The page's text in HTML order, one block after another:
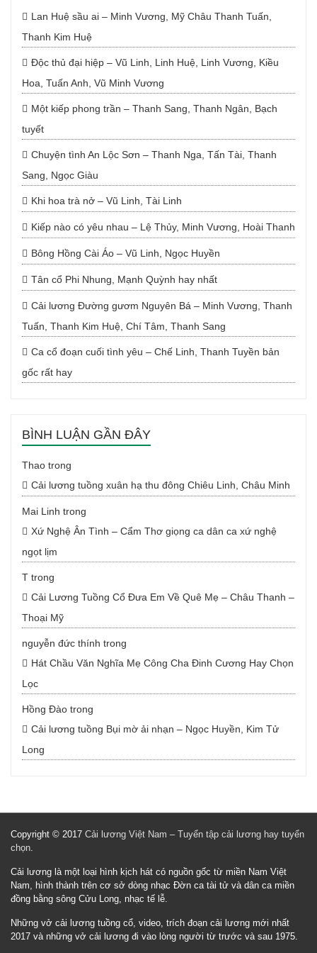
Lan Huệ sầu ai – Minh Vương, Mỹ Châu Thanh Tuấn,
Thanh Kim Huệ
Độc thủ đại hiệp – Vũ Linh, Linh Huệ, Linh Vương, Kiều
Hoa, Tuấn Anh, Vũ Minh Vương
Một kiếp phong trần – Thanh Sang, Thanh Ngân, Bạch
tuyết
Chuyện tình An Lộc Sơn – Thanh Nga, Tấn Tài, Thanh
Sang, Ngọc Giàu
Khi hoa trà nở – Vũ Linh, Tài Linh
Kiếp nào có yêu nhau – Lệ Thủy, Minh Vương, Hoài Thanh
Bông Hồng Cài Áo – Vũ Linh, Ngọc Huyền
Tân cổ Phi Nhung, Mạnh Quỳnh hay nhất
Cải lương Đường gươm Nguyên Bá – Minh Vương, Thanh
Tuấn, Thanh Kim Huệ, Chí Tâm, Thanh Sang
Ca cổ đoạn cuối tình yêu – Chế Linh, Thanh Tuyền bản
gốc rất hay
BÌNH LUẬN GẦN ĐÂY
Thao trong
Cải lương tuồng xuân hạ thu đông Chiêu Linh, Châu Minh
Mai Linh trong
Xứ Nghệ Ân Tình – Cẩm Thơ giọng ca dân ca xứ nghệ
ngọt lịm
T trong
Cải Lương Tuồng Cổ Đưa Em Về Quê Mẹ – Châu Thanh –
Thoại Mỹ
nguyễn đức thính trong
Hát Chầu Văn Nghĩa Mẹ Công Cha Đinh Cương Hay Chọn
Lọc
Hồng Đào trong
Cải lương tuồng Bụi mờ ải nhạn – Ngọc Huyền, Kim Tử
Long
Copyright © 2017 Cải lương Việt Nam – Tuyển tập cải lương hay tuyển
chọn.
Cải lương là một loại hình kịch hát có nguồn gốc từ miền Nam Việt
Nam, hình thành trên cơ sở dòng nhạc Đờn ca tài tử và dân ca miền
đồng bằng sông Cửu Long, nhạc tế lễ.
Những vở cải lương tuồng cổ, video, trích đoạn cải lương mới nhất
2017 và những vở cải lương đi vào lòng người từ trước và sau 1975.